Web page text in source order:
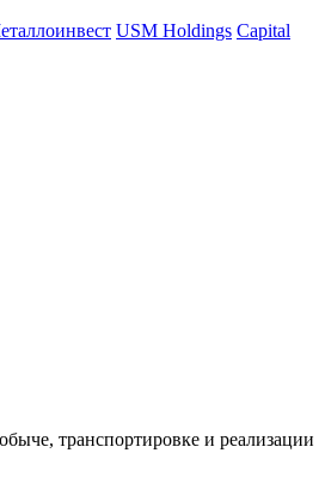
USM Holdings Capital
транспортировке и реализации